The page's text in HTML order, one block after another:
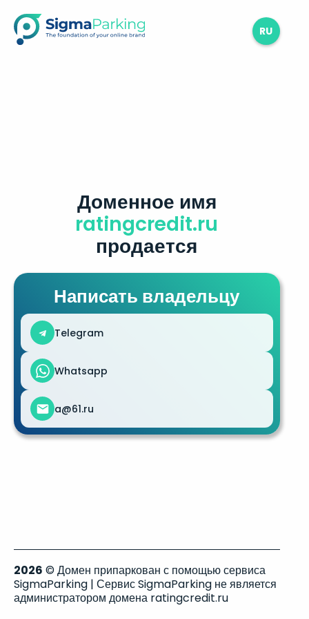
RU
Доменное имя
ratingcredit.ru
продается
Написать владельцу
Telegram
Whatsapp
a@61.ru
2026 © Домен припаркован с помощью сервиса
SigmaParking | Сервис SigmaParking не является
администратором домена ratingcredit.ru